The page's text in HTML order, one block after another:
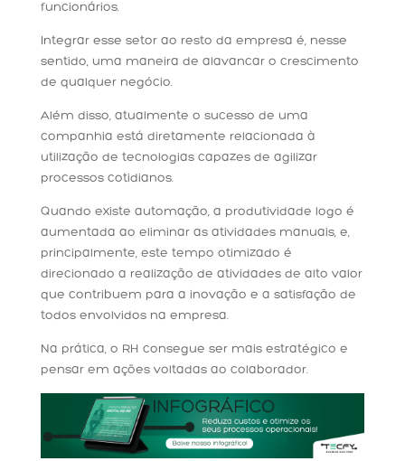
funcionários.
Integrar esse setor ao resto da empresa é, nesse
sentido, uma maneira de alavancar o crescimento
de qualquer negócio.
Além disso, atualmente o sucesso de uma
companhia está diretamente relacionada à
utilização de tecnologias capazes de agilizar
processos cotidianos.
Quando existe automação, a produtividade logo é
aumentada ao eliminar as atividades manuais, e,
principalmente, este tempo otimizado é
direcionado a realização de atividades de alto valor
que contribuem para a inovação e a satisfação de
todos envolvidos na empresa.
Na prática, o RH consegue ser mais estratégico e
pensar em ações voltadas ao colaborador.